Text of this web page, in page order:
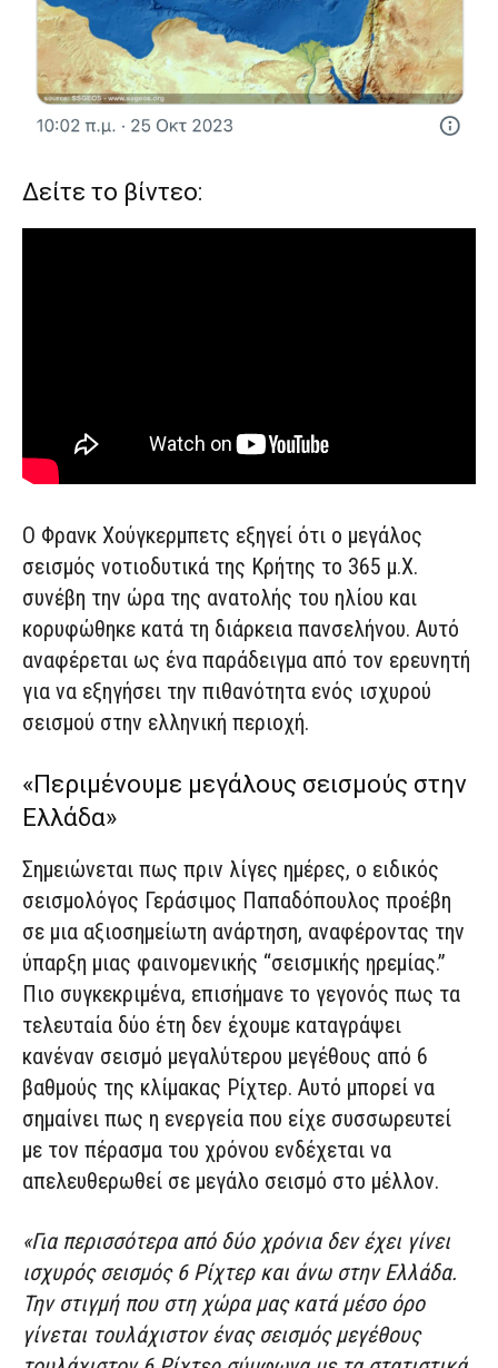
Δείτε το βίντεο:
Ο Φρανκ Χούγκερμπετς εξηγεί ότι ο μεγάλος
σεισμός νοτιοδυτικά της Κρήτης το 365 μ.Χ.
συνέβη την ώρα της ανατολής του ηλίου και
κορυφώθηκε κατά τη διάρκεια πανσελήνου. Αυτό
αναφέρεται ως ένα παράδειγμα από τον ερευνητή
για να εξηγήσει την πιθανότητα ενός ισχυρού
σεισμού στην ελληνική περιοχή.
«Περιμένουμε μεγάλους σεισμούς στην
Ελλάδα»
Σημειώνεται πως πριν λίγες ημέρες, ο ειδικός
σεισμολόγος Γεράσιμος Παπαδόπουλος προέβη
σε μια αξιοσημείωτη ανάρτηση, αναφέροντας την
ύπαρξη μιας φαινομενικής “σεισμικής ηρεμίας.”
Πιο συγκεκριμένα, επισήμανε το γεγονός πως τα
τελευταία δύο έτη δεν έχουμε καταγράψει
κανέναν σεισμό μεγαλύτερου μεγέθους από 6
βαθμούς της κλίμακας Ρίχτερ. Αυτό μπορεί να
σημαίνει πως η ενεργεία που είχε συσσωρευτεί
με τον πέρασμα του χρόνου ενδέχεται να
απελευθερωθεί σε μεγάλο σεισμό στο μέλλον.
«Για περισσότερα από δύο χρόνια δεν έχει γίνει
ισχυρός σεισμός 6 Ρίχτερ και άνω στην Ελλάδα.
Την στιγμή που στη χώρα μας κατά μέσο όρο
γίνεται τουλάχιστον ένας σεισμός μεγέθους